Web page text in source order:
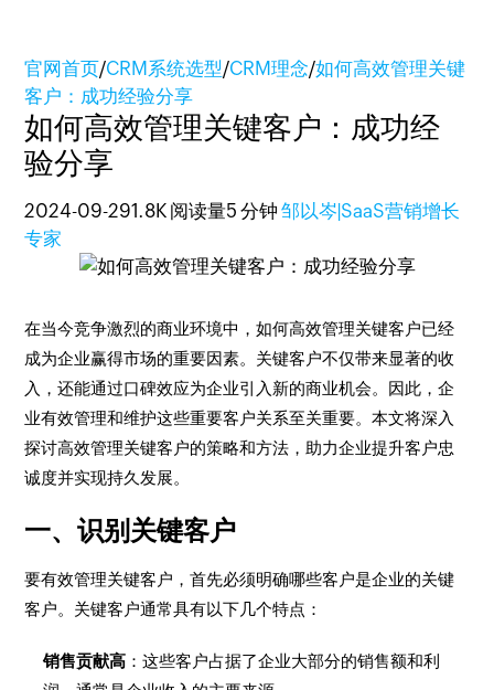
官网首页/CRM系统选型/CRM理念/如何高效管理关键
客户：成功经验分享
如何高效管理关键客户：成功经
验分享
2024-09-291.8K 阅读量5 分钟 邹以岑|SaaS营销增长
专家
在当今竞争激烈的商业环境中，如何高效管理关键客户已经
成为企业赢得市场的重要因素。关键客户不仅带来显著的收
入，还能通过口碑效应为企业引入新的商业机会。因此，企
业有效管理和维护这些重要客户关系至关重要。本文将深入
探讨高效管理关键客户的策略和方法，助力企业提升客户忠
诚度并实现持久发展。
一、识别关键客户
要有效管理关键客户，首先必须明确哪些客户是企业的关键
客户。关键客户通常具有以下几个特点：
销售贡献高 ：这些客户占据了企业大部分的销售额和利